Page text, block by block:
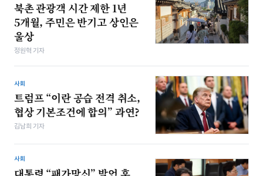
북촌 관광객 시간 제한 1년
5개월, 주민은 반기고 상인은
울상
정원혁 기자
사회
트럼프 “이란 공습 전격 취소,
협상 기본조건에 합의” 과연?
김남희 기자
사회